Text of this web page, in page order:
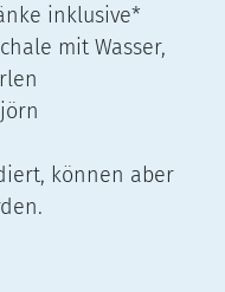
inklusive*
mit Wasser,
können aber